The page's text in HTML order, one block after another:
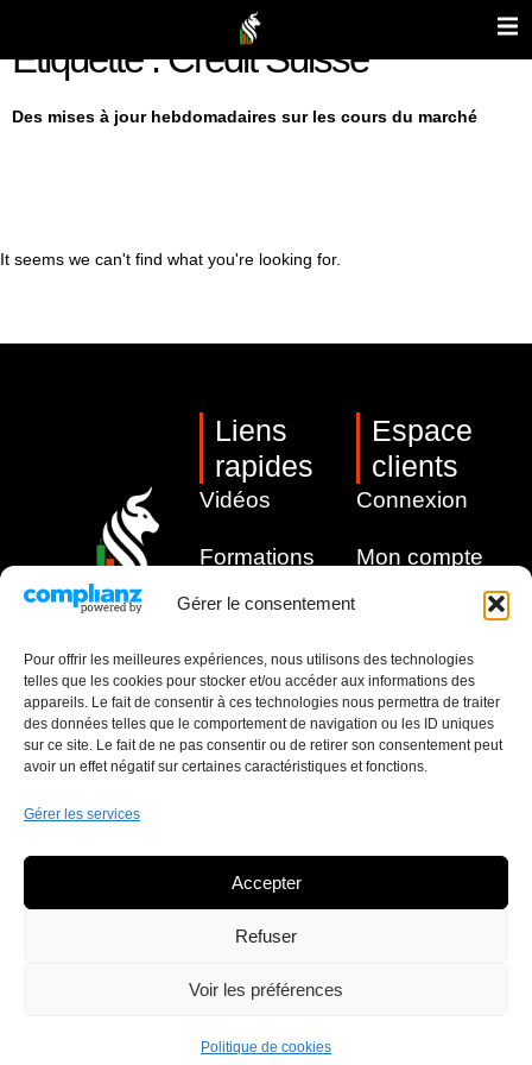
Gérer le consentement
Pour offrir les meilleures expériences, nous utilisons des technologies
telles que les cookies pour stocker et/ou accéder aux informations des
appareils. Le fait de consentir à ces technologies nous permettra de traiter
des données telles que le comportement de navigation ou les ID uniques
sur ce site. Le fait de ne pas consentir ou de retirer son consentement peut
avoir un effet négatif sur certaines caractéristiques et fonctions.
Gérer les services
Accepter
Refuser
Voir les préférences
Politique de cookies
Étiquette : Credit Suisse
Des mises à jour hebdomadaires sur les cours du marché
It seems we can't find what you're looking for.
Liens
rapides
Vidéos
Formations
À propos
Parrainages
Espace
clients
Connexion
Mon compte
de confidentialité –